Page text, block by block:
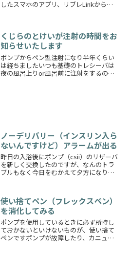
したスマホのアプリ、リブレLinkから自
しており...
くじらのとけいが注射の時間をお
知らせいたします
ポンプからペン型注射になり半年くらい
は経ちましたいつも基礎のトレシーバは
夜の風呂上りor風呂前に注射をするので
ノーデリバリー（インスリン入ら
ないんですけど）アラームが出る
昨日の入浴後にポンプ（csii）のリザーバ
を新しく交換したのですが、なんのトラ
ブルもなく今日をむかえて夕方になり晩
もののおかげでよく横になっていたこと
もあり、途中で中が...
使い捨てペン（フレックスペン）
を消化してみる
ポンプを使用しているときに必ず所持し
ておかないといけないものが、使い捨て
ペンですポンプが故障したり、カニュー